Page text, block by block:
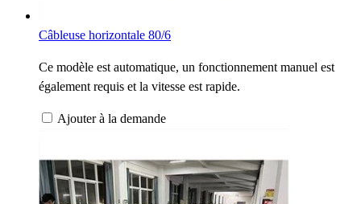
Câbleuse horizontale 80/6
Ce modèle est automatique, un fonctionnement manuel est
également requis et la vitesse est rapide.
Ajouter à la demande